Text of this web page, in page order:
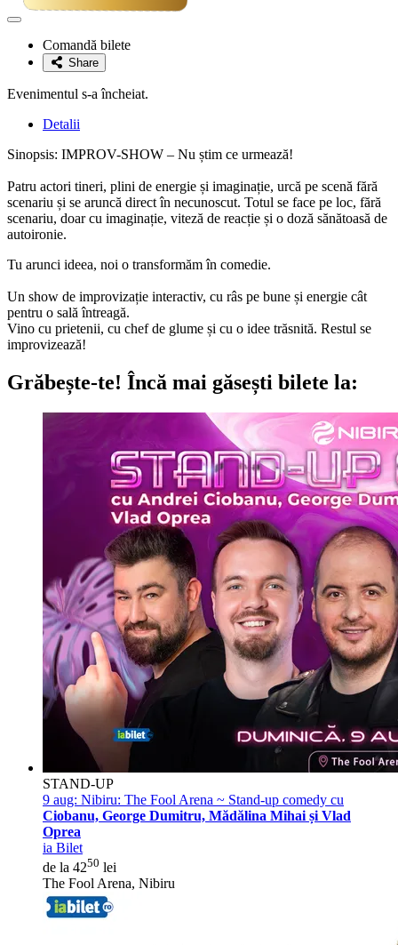
Adaugă
favoriteComandă bilete
Share
Evenimentul s-a încheiat.
Detalii
Sinopsis: IMPROV-SHOW – Nu știm ce urmează!
Patru actori tineri, plini de energie și imaginație, urcă pe scenă fără
scenariu și se aruncă direct în necunoscut. Totul se face pe loc, fără
scenariu, doar cu imaginație, viteză de reacție și o doză sănătoasă de
autoironie.
Tu arunci ideea, noi o transformăm în comedie.
Un show de improvizație interactiv, cu râs pe bune și energie cât
pentru o sală întreagă.
Vino cu prietenii, cu chef de glume și cu o idee trăsnită. Restul se
improvizează!
Grăbește-te! Încă mai găsești bilete la:
STAND-UP
9 aug: Nibiru: The Fool Arena ~ Stand-up comedy cu
Ciobanu, George Dumitru, Mădălina Mihai și Vlad
Oprea
ia Bilet
de la 4250 lei
The Fool Arena, Nibiru